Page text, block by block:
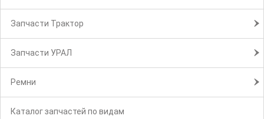
Запчасти Трактор
Запчасти УРАЛ
Ремни
Каталог запчастей по видам